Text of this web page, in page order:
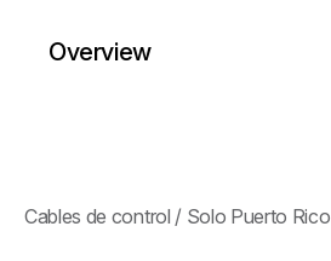
Overview
Cables de control / Solo Puerto Rico